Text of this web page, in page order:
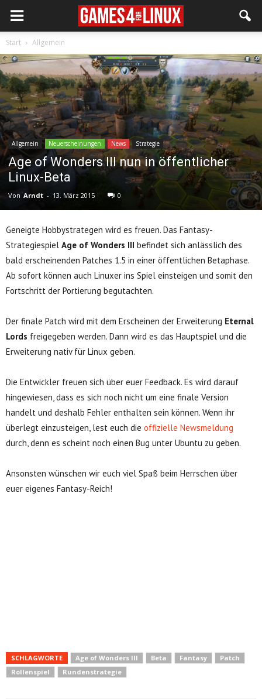
Start Allgemein
Allgemein Neuerscheinungen News Strategie
Age of Wonders III nun in öffentlicher
Linux-Beta
Von Arndt - 13. März 2015 0
Geneigte Hobbystrategen wird es freuen. Das Fantasy-
Strategiespiel Age of Wonders III befindet sich anlässlich des
bald erscheinenden Patches 1.5 in einer öffentlichen Betaphase.
Ab sofort können auch Linuxer ins Spiel einsteigen und somit den
Fortschritt der Portierung begutachten.
Der finale Patch wird mit dem Erscheinen der Erweiterung Eternal
Lords freigegeben werden. Dann wird es das Hauptspiel und die
Erweiterung nativ für Linux geben.
Die Entwickler freuen sich über euer Feedback. Es wird darauf
hingewiesen, dass es sich noch nicht um eine finale Version
handelt und deshalb Fehler enthalten sein können. Wenn ihr
überlegt einzusteigen, lest euch die offizielle Newsmeldung
durch, denn es scheint noch einen Bug unter Ubuntu zu geben.
Ansonsten wünschen wir euch viel Spaß beim Herrschen über
euer eigenes Fantasy-Reich!
SCHLAGWORTE Age of Wonders III Beta Fantasy
Patch
Rollenspiel
Rundenstrategie